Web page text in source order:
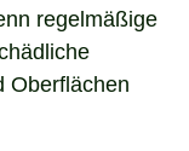
regelmäßige
Oberflächen